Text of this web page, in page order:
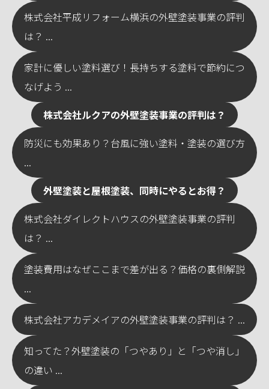
株式会社平成リフォーム横浜の外壁塗装事業の評判
は？ ...
家計に優しい塗料選び！長持ちする塗料で節約につ
なげよう ...
株式会社ルクアの外壁塗装事業の評判は？
防災にも効果あり？台風に強い塗料・塗装の選び方
...
外壁塗装と屋根塗装、同時にやるとお得？
株式会社ダイレクトハウスの外壁塗装事業の評判
は？ ...
塗装費用はなぜここまで差が出る？価格の裏側解説
...
株式会社アカデメイアの外壁塗装事業の評判は？ ...
知ってた？外壁塗装の「つやあり」と「つや消し」
の違い ...